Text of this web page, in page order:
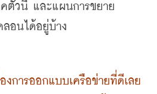
ตัวนี้ และแผนการขยาย
อนได้อยู่บ้าง
งการออกแบบเครือข่ายที่ดีเลย